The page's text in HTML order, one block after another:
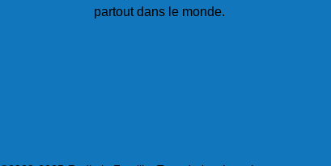
partout dans le monde.